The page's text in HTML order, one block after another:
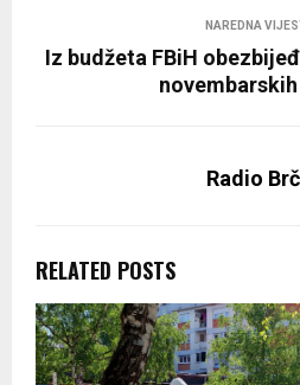
NAREDNA
Iz budžeta FBiH
Radio
RELATED POSTS